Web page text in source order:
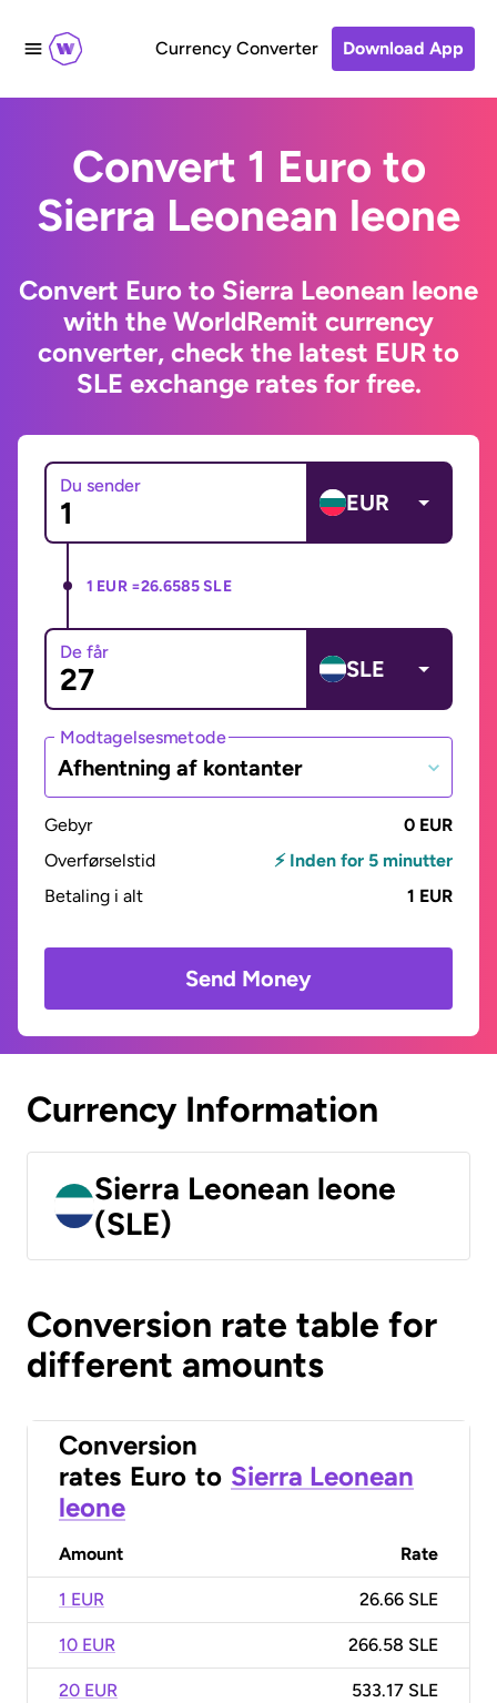
Currency Converter Download App
Convert 1 Euro to
Sierra Leonean leone
Convert Euro to Sierra Leonean leone
with the WorldRemit currency
converter, check the latest EUR to
SLE exchange rates for free.
Du sender
EUR
1 EUR =26.6585 SLE
De får
SLE
Modtagelsesmetode
Afhentning af kontanter
Gebyr
0 EUR
Overførselstid
⚡ Inden for 5 minutter
Betaling i alt
1 EUR
Send Money
Currency Information
Sierra Leonean leone
(SLE)
Conversion rate table for
different amounts
Conversion
rates Euro to Sierra Leonean
leone
Amount Rate
1 EUR 26.66 SLE
10 EUR 266.58 SLE
20 EUR 533.17 SLE